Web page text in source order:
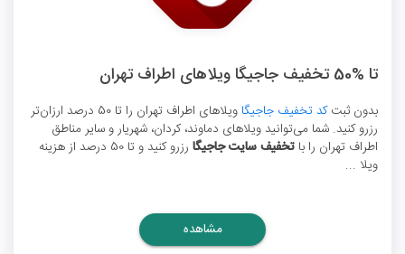
تا %50 تخفیف جاجیگا ویلاهای اطراف تهران
بدون ثبتکد تخفیف جاجیگا
ویلاهای اطراف تهران را تا 50 درصد ارزان‌تر
رزرو کنید. شما می‌توانید ویلاهای دماوند، کردان، شهریار و سایر مناطق
اطراف تهران را با تخفیف سایت جاجیگا
رزرو کنید و تا 50 درصد از هزینه
ویلا ...
مشاهده